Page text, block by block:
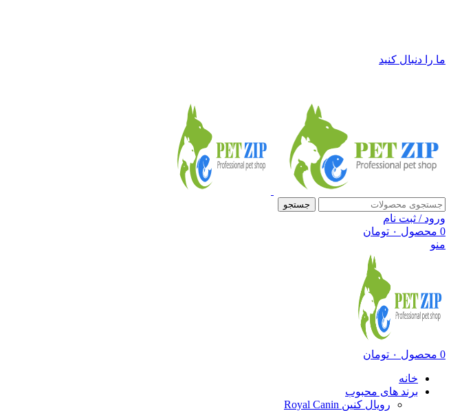
ما را دنبال کنید
جستجو
ورود / ثبت نام
0 محصول ۰ تومان
منو
0 محصول ۰ تومان
خانه
برند های محبوب
رویال کنین Royal Canin